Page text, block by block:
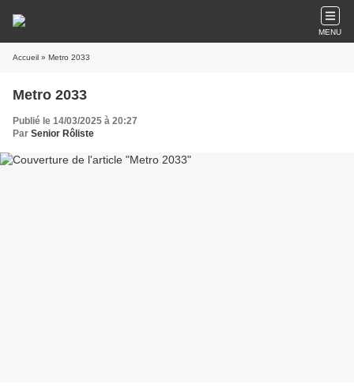
MENU
Accueil » Metro 2033
Metro 2033
Publié le 14/03/2025 à 20:27
Par Senior Rôliste